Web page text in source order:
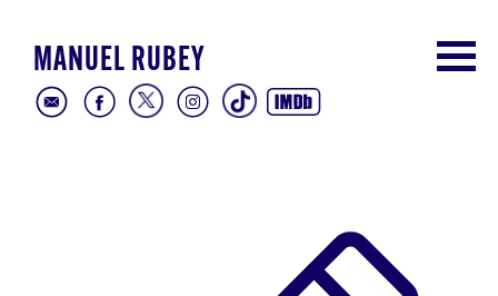
MANUEL RUBEY